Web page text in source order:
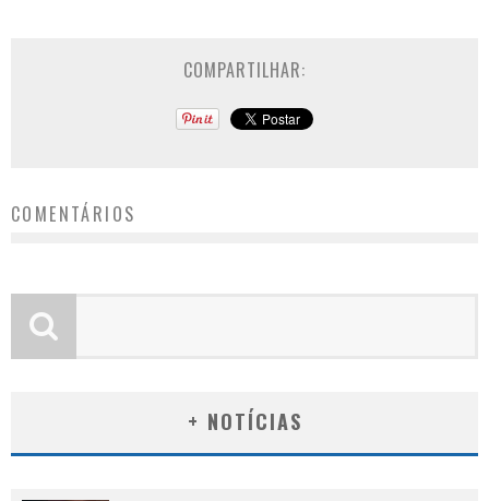
COMPARTILHAR:
COMENTÁRIOS
+ NOTÍCIAS